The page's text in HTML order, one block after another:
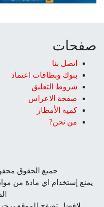
صفحات
اتصل بنا
بنوك وبطاقات اعتماد
شروط التعليق‎
صفحة الاعراس
كمية الأمطار
من نحن?
جميع الحقوق
يمنع إستخدام اي مادة من